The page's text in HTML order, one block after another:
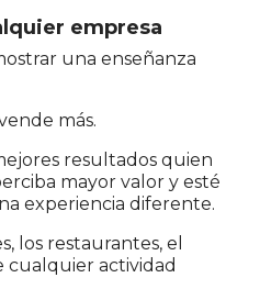
empresa
una enseñanza
más.
resultados quien
mayor valor y esté
experiencia diferente.
los restaurantes, el
cualquier actividad